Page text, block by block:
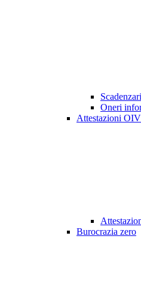
Oneri
Attestazioni
Burocrazia zero